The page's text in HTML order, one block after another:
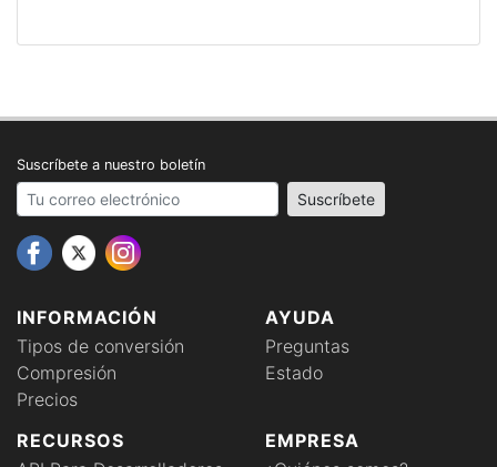
INFORMACIÓN
Tipos de conversión
Compresión
Precios
AYUDA
Preguntas
Estado
RECURSOS
EMPRESA
Suscríbete a nuestro boletín
Your email address Suscríbete